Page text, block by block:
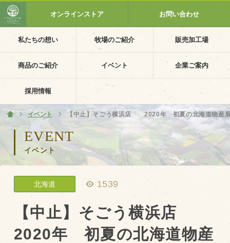
私たちの想い 牧場のご紹介 販売加工場
商品のご紹介 イベント 企業ご案内
採用情報
オンラインストア お問い合わせ
EVENT
イベント
北海道 1539
【中止】そごう横浜店
2020年 初夏の北海道物産
ホーム
イベント 【中止】そごう横浜店 2020年 初夏の北海道物産
ホーム
私たちの想い
PV動画
イベントカレンダー
イベント一覧
採用情報
企業ご案内
会社概要・沿革
アクセス
個人情報保護方針